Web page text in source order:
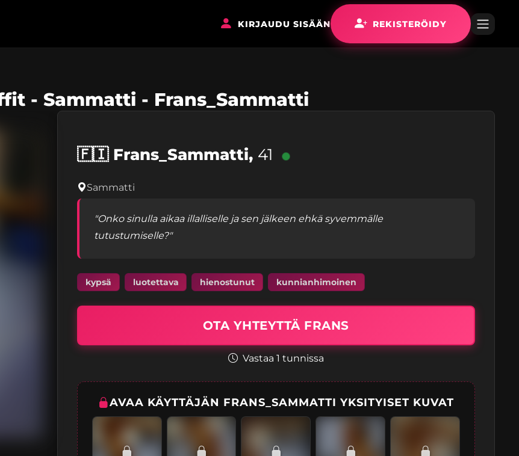
KIRJAUDU SISÄÄN REKISTERÖIDY
- Sammatti - Frans_Sammatti
🇫🇮Frans_Sammatti, 41
Sammatti
"Onko sinulla aikaa illalliselle ja sen jälkeen ehkä syvemmälle
tutustumiselle?"
kypsä luotettava hienostunut kunnianhimoinen
OTA YHTEYTTÄ FRANS
Vastaa 1 tunnissa
AVAA KÄYTTÄJÄN FRANS_SAMMATTI YKSITYISET KUVAT